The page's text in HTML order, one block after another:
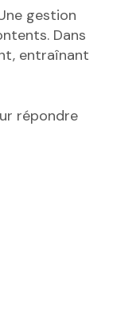
gestion
Dans
entraînant
répondre